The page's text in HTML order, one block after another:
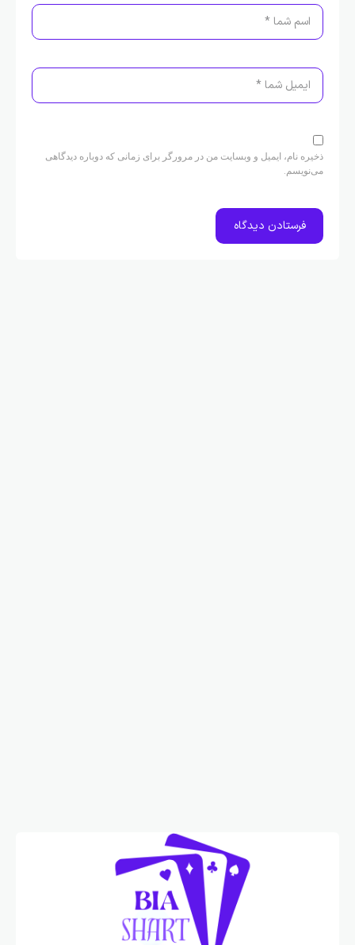
ذخیره نام، ایمیل و وبسایت من در مرورگر برای زمانی که دوباره دیدگاهی
می‌نویسم.